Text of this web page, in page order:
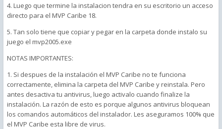
4. Luego que termine la instalacion tendra en su escritorio un acceso
directo para el MVP Caribe 18.
5. Tan solo tiene que copiar y pegar en la carpeta donde instalo su
juego el mvp2005.exe
NOTAS IMPORTANTES:
1. Si despues de la instalación el MVP Caribe no te funciona
correctamente, elimina la carpeta del MVP Caribe y reinstala. Pero
antes desactiva tu antivirus, luego activalo cuando finalize la
instalación. La razón de esto es porque algunos antivirus bloquean
los comandos automáticos del instalador. Les aseguramos 100% que
el MVP Caribe esta libre de virus.